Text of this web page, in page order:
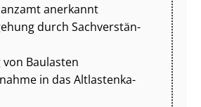
anerkannt
durch Sach­ver­stän­
Baulasten
in das Alt­las­ten­ka­